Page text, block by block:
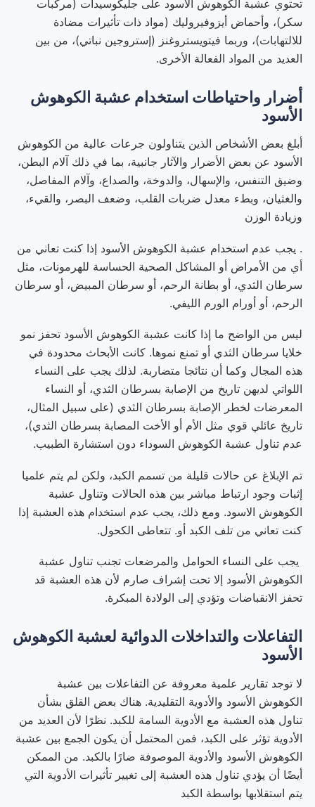
تحتوي عشبة الكوهوش الأسود على جليكوسيدات (مركبات
سكر)، وأحماض أيزوفيروليك (مواد ذات تأثيرات مضادة
للالتهابات)، وربما فيتويستروغنز (إستروجين نباتي)، من بين
العديد من المواد الفعالة الأخرى.
أضرار واحتياطات استخدام عشبة الكوهوش
الأسود
أبلغ بعض الأشخاص الذين يتناولون جرعات عالية من الكوهوش
الأسود عن بعض الأضرار والآثار جانبية، بما في ذلك آلام البطن،
وضيق التنفس، والإسهال، والدوخة، والصداع، وآلام المفاصل،
والغثيان، وبطء معدل ضربات القلب، وضعف البصر، والقيء،
وزيادة الوزن
. يجب عدم استخدام عشبة الكوهوش الأسود إذا كنت تعاني من
أي من الأمراض أو المشاكل الصحية الحساسة للهرمونات، مثل
سرطان الثدي، أو بطانة الرحم، أو سرطان المبيض، أو سرطان
الرحم، أو أورام الورم الليفي.
ليس من الواضح ما إذا كانت عشبة الكوهوش الأسود تحفز نمو
خلايا سرطان الثدي أو تمنع نموها. كانت الأبحاث محدودة في
هذه المجال وكما أن نتائجا متضاربة. لذلك يجب على النساء
اللواتي لديهن تاريخ من الإصابة بسرطان الثدي، أو النساء
المعرضات لخطر الإصابة بسرطان الثدي (على سبيل المثال،
تاريخ عائلي قوي مثل الأم أو الأخت المصابة بسرطان الثدي)،
عدم تناول عشبة الكوهوش السوداء دون استشارة الطبيب.
تم الإبلاغ عن حالات قليلة من تسمم الكبد، ولكن لم يتم علميا
إثبات وجود ارتباط مباشر بين هذه الحالات وتناول عشبة
الكوهوش الاسود. ومع ذلك، يجب عدم استخدام هذه العشبة إذا
كنت تعاني من تلف الكبد أو. تتعاطى الكحول.
يجب على النساء الحوامل والمرضعات تجنب تناول عشبة
الكوهوش الأسود إلا تحت إشراف صارم لأن هذه العشبة قد
تحفز الانقباضات وتؤدي إلى الولادة المبكرة.
التفاعلات والتداخلات الدوائية لعشبة الكوهوش
الأسود
لا توجد تقارير علمية معروفة عن التفاعلات بين عشبة
الكوهوش الأسود والأدوية التقليدية. هناك بعض القلق بشأن
تناول هذه العشبة مع الأدوية السامة للكبد. نظرًا لأن العديد من
الأدوية تؤثر على الكبد، فمن المحتمل أن يكون الجمع بين عشبة
الكوهوش الأسود والأدوية الموصوفة ضارًا بالكبد. من الممكن
أيضًا أن يؤدي تناول هذه العشبة إلى تغيير تأثيرات الأدوية التي
يتم استقلابها بواسطة الكبد